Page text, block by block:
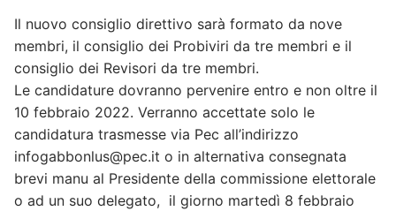
Il nuovo consiglio direttivo sarà formato da nove
membri, il consiglio dei Probiviri da tre membri e il
consiglio dei Revisori da tre membri.
Le candidature dovranno pervenire entro e non oltre il
10 febbraio 2022. Verranno accettate solo le
candidatura trasmesse via Pec all’indirizzo
infogabbonlus@pec.it o in alternativa consegnata
brevi manu al Presidente della commissione elettorale
o ad un suo delegato, il giorno martedì 8 febbraio